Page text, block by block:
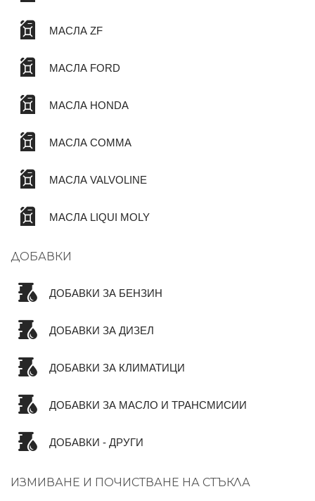
МАСЛА ZF
МАСЛА FORD
МАСЛА HONDA
МАСЛА COMMA
МАСЛА VALVOLINE
МАСЛА LIQUI MOLY
ДОБАВКИ
ДОБАВКИ ЗА БЕНЗИН
ДОБАВКИ ЗА ДИЗЕЛ
ДОБАВКИ ЗА КЛИМАТИЦИ
ДОБАВКИ ЗА МАСЛО И ТРАНСМИСИИ
ДОБАВКИ - ДРУГИ
ИЗМИВАНЕ И ПОЧИСТВАНЕ НА СТЪКЛА